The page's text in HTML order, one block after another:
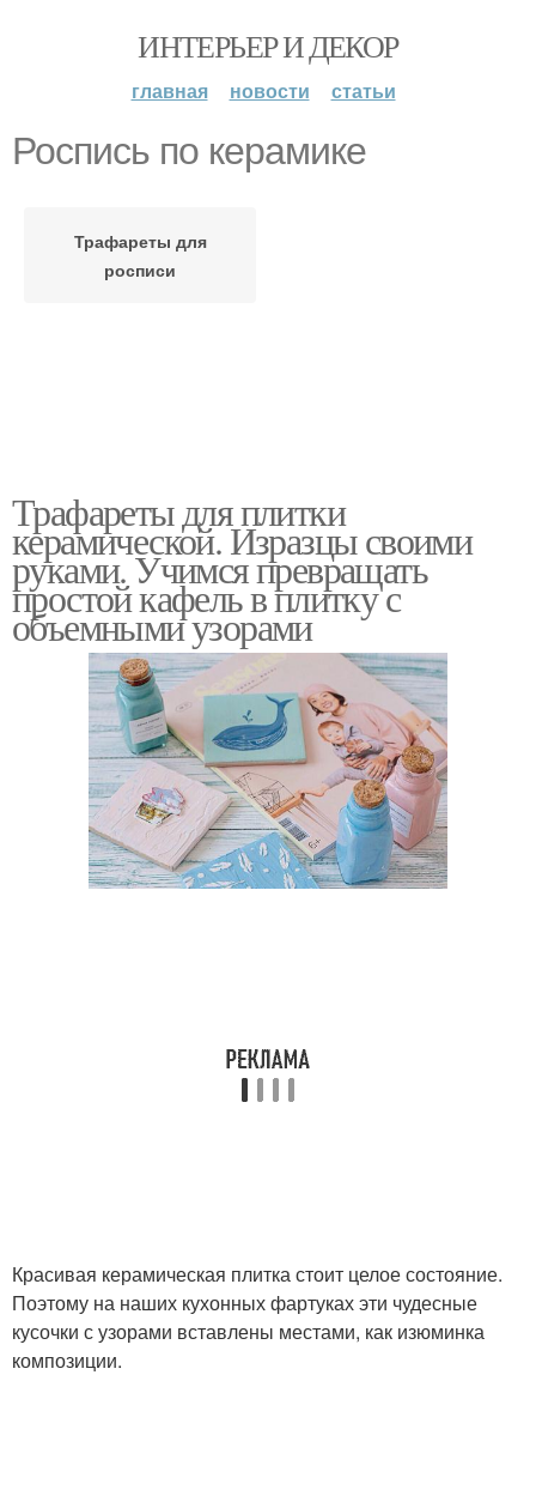
ИНТЕРЬЕР И ДЕКОР
главная новости статьи
Роспись по керамике
Трафареты для
росписи
Трафареты для плитки
керамической. Изразцы своими
руками. Учимся превращать
простой кафель в плитку с
объемными узорами
Красивая керамическая плитка стоит целое состояние.
Поэтому на наших кухонных фартуках эти чудесные
кусочки с узорами вставлены местами, как изюминка
композиции.